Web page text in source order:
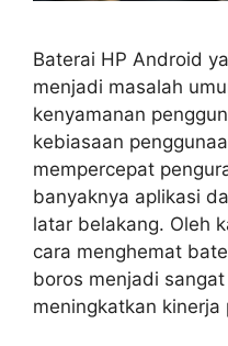
Baterai HP Android
menjadi masalah
kenyamanan
kebiasaan
mempercepat
banyaknya aplikasi
latar belakang. Oleh
cara menghemat
boros menjadi
meningkatkan kinerja